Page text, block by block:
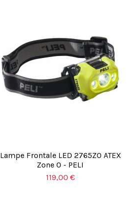
Lampe Frontale LED 2765Z0 ATEX
Zone 0 - PELI
119,00 €